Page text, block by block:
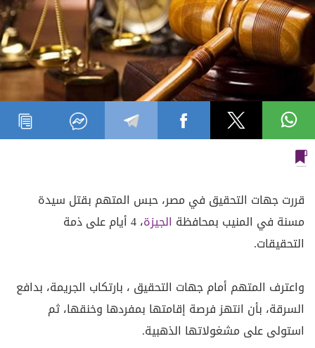
قررت جهات التحقيق في مصر، حبس المتهم بقتل سيدة
مسنة في المنيب بمحافظة الجيزة
، 4 أيام على ذمة
التحقيقات.
واعترف المتهم أمام جهات التحقيق ، بارتكاب الجريمة، بدافع
السرقة، بأن انتهز فرصة إقامتها بمفردها وخنقها، ثم
استولى على مشغولاتها الذهبية.